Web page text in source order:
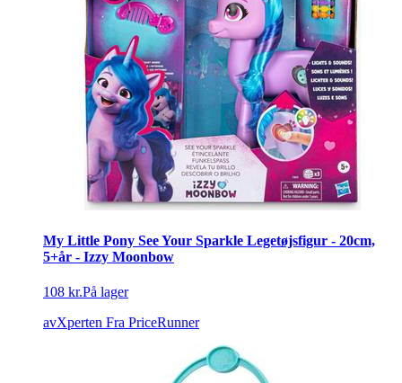
My Little Pony See Your Sparkle Legetøjsfigur - 20cm,
5+år - Izzy Moonbow
108 kr.På lager
avXperten Fra PriceRunner